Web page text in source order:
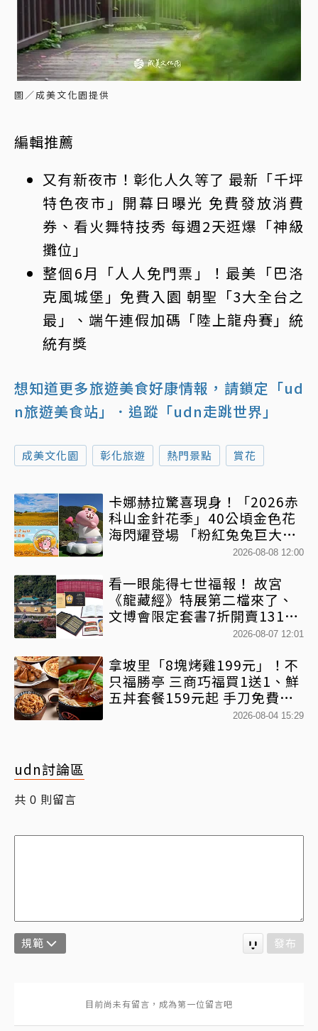
圖／成美文化園提供
編輯推薦
又有新夜市！彰化人久等了 最新「千坪
特色夜市」開幕日曝光 免費發放消費
券、看火舞特技秀 每週2天逛爆「神級
攤位」
整個6月「人人免門票」！最美「巴洛
克風城堡」免費入園 朝聖「3大全台之
最」、端午連假加碼「陸上龍舟賽」統
統有獎
想知道更多旅遊美食好康情報，請鎖定「ud
n旅遊美食站」
．追蹤「udn走跳世界」
成美文化園 彰化旅遊 熱門景點 賞花
卡娜赫拉驚喜現身！「2026赤
科山金針花季」40公頃金色花
海閃耀登場 「粉紅兔兔巨大氣
球+超狂500樂遊券」快追
2026-08-08 12:00
看一眼能得七世福報！ 故宮
《龍藏經》特展第二檔來了、
文博會限定套書7折開賣131萬
網驚：貧窮限制想像2026-08-07 12:01
拿坡里「8塊烤雞199元」！不
只福勝亭 三商巧福買1送1、鮮
五丼套餐159元起 手刀免費領
2026-08-04 15:29
udn討論區
共 0 則留言
規範 發布